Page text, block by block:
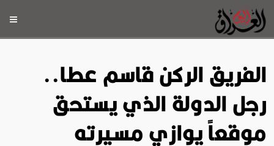
الفريق الركن قاسم عطا..
رجل الدولة الذي يستحق
موقعاً يوازي مسيرته